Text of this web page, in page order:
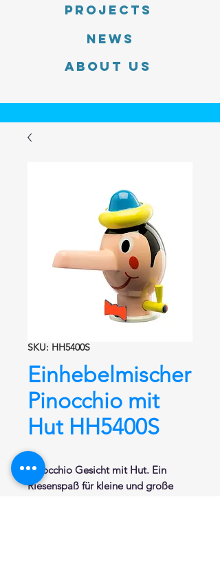
PROJECTS
News
About Us
SKU: HH5400S
Einhebelmischer
Pinocchio mit
Hut HH5400S
Pinocchio Gesicht mit Hut. Ein
Riesenspaß für kleine und große